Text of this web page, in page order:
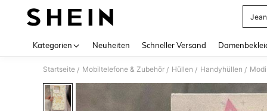
Kategorien Neuheiten Schneller Versand
Startseite / Mobiltelefone & Zubehör / Hüllen / Handyhüllen /